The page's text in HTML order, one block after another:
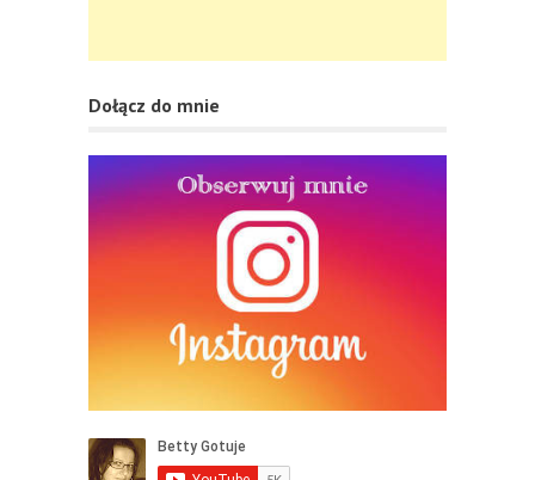
Dołącz do mnie